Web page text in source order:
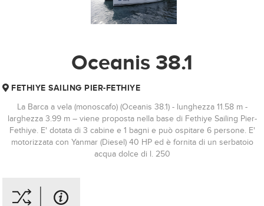
Oceanis 38.1
FETHIYE SAILING PIER-FETHIYE
La Barca a vela (monoscafo) (Oceanis 38.1) - lunghezza 11.58 m -
larghezza 3.99 m – viene proposta nella base di Fethiye Sailing Pier-
Fethiye. E' dotata di 3 cabine e 1 bagni e può ospitare 6 persone. E'
motorizzata con Yanmar (Diesel) 40 HP ed è fornita di un serbatoio
acqua dolce di l. 250